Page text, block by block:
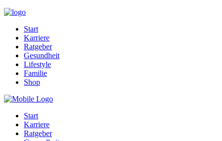
Start
Karriere
Ratgeber
Gesundheit
Lifestyle
Familie
Shop
Start
Karriere
Ratgeber